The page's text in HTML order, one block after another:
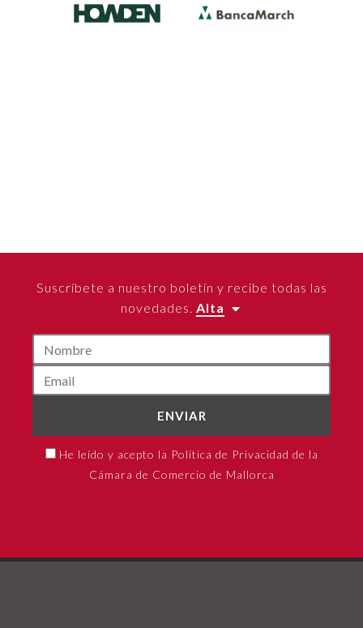
Suscríbete a nuestro boletín y recibe todas las
novedades. Alta
ENVIAR
He leído y acepto la Política de Privacidad de la
Cámara de Comercio de Mallorca